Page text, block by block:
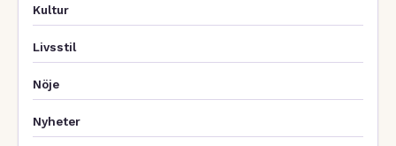
Kultur
Livsstil
Nöje
Nyheter